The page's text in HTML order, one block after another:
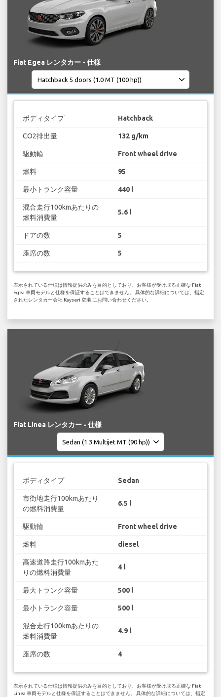
Fiat Egea レンタカー - 仕様
ボディタイプ Hatchback
CO2排出量 132 g/km
駆動輪 Front wheel drive
燃料 95
最小トランク容量 440 l
混合走行100kmあたりの
燃料消費量
5.6 l
ドアの数 5
座席の数 5
表示されている仕様は情報提供のみを目的としており、お客様が受け取る正確な Fiat
Egea 車両モデルと仕様を保証することはできません。 具体的な詳細については、指定
されたレンタカー会社 Kayseri 空港 にお問い合わせください。
Fiat Linea レンタカー - 仕様
ボディタイプ Sedan
市街地走行100kmあたり
の燃料消費量
6.5 l
駆動輪 Front wheel drive
燃料 diesel
高速道路走行100kmあた
りの燃料消費量
4 l
最大トランク容量 500 l
最小トランク容量 500 l
混合走行100kmあたりの
燃料消費量
4.9 l
座席の数 4
表示されている仕様は情報提供のみを目的としており、お客様が受け取る正確な Fiat
Linea 車両モデルと仕様を保証することはできません。 具体的な詳細については、指定